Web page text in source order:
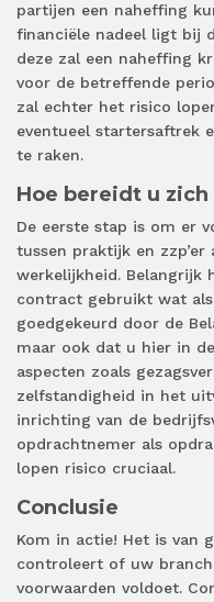
partijen een naheffing
financiële nadeel ligt bij
deze zal een naheffing
voor de betreffende
zal echter het risico
eventueel startersaftrek
te raken.
Hoe bereidt u zich
De eerste stap is om er
tussen praktijk en
werkelijkheid. Belangrijk
contract gebruikt wat
goedgekeurd door de
maar ook dat u hier in
aspecten zoals
zelfstandigheid in het
inrichting van de
opdrachtnemer als
lopen risico cruciaal.
Conclusie
Kom in actie! Het is van
controleert of uw
voorwaarden voldoet.